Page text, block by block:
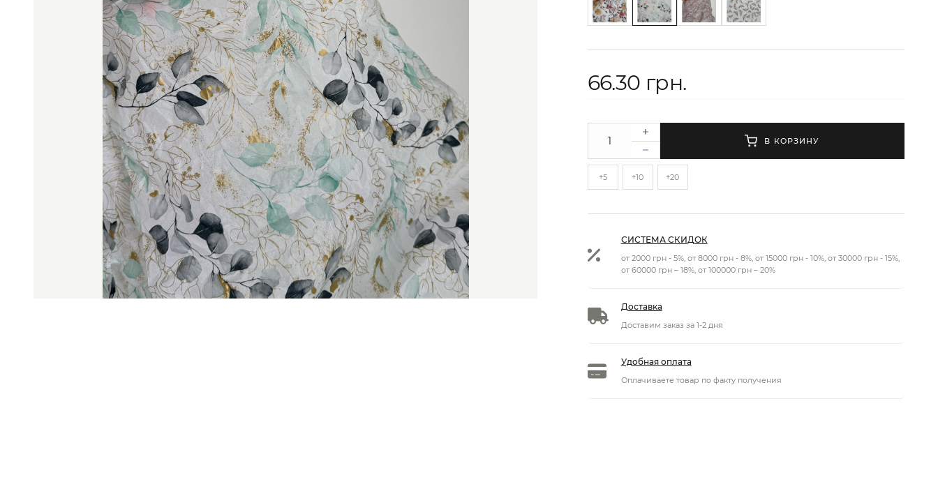
66.30 грн.
+5 +10 +20
В КОРЗИНУ
СИСТЕМА СКИДОК
от 2000 грн - 5%, от 8000 грн - 8%, от 15000 грн - 10%, от 30000 грн - 15%,
от 60000 грн – 18%, от 100000 грн – 20%
Доставка
Доставим заказ за 1-2 дня
Удобная оплата
Оплачиваете товар по факту получения